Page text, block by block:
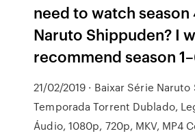
need to watch season
Naruto Shippuden? I
recommend season
21/02/2019 · Baixar Série
Temporada Torrent Dublado,
Áudio, 1080p, 720p, MKV, MP4